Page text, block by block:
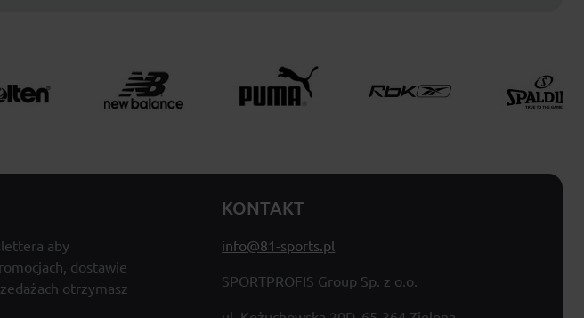
aby
dostawie
otrzymasz
KONTAKT
info@81-sports.pl
SPORTPROFIS Group Sp. z o.o.